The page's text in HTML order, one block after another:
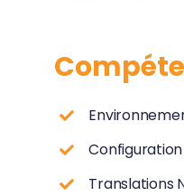
Configuration
Translations